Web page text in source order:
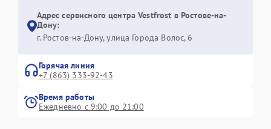
Адрес сервисного центра Vestfrost в Ростове-на-
Дону:
г. Ростов-на-Дону, улица Города Волос, 6
Горячая линия
+7 (863) 333-92-43
Время работы
Ежедневно с 9:00 до 21:00